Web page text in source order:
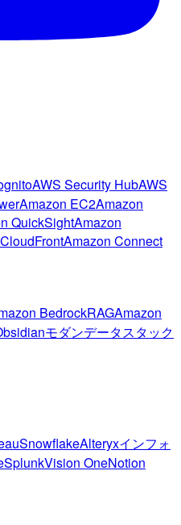
AWS Security HubAWS
Amazon EC2Amazon
QuickSightAmazon
Amazon Connect
BedrockRAGAmazon
モダンデータスタック
SnowflakeAlteryxインフォ
SplunkVision OneNotion